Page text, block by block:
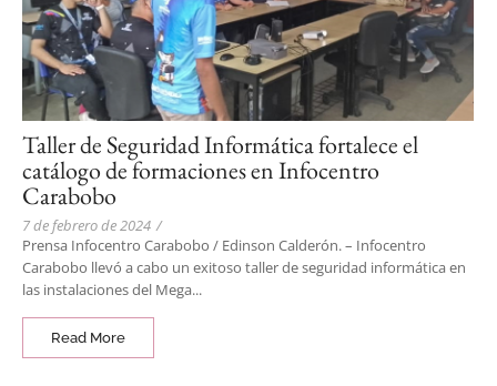
Taller de Seguridad Informática fortalece el
catálogo de formaciones en Infocentro
Carabobo
7 de febrero de 2024 /
Prensa Infocentro Carabobo / Edinson Calderón. – Infocentro
Carabobo llevó a cabo un exitoso taller de seguridad informática en
las instalaciones del Mega...
Read More